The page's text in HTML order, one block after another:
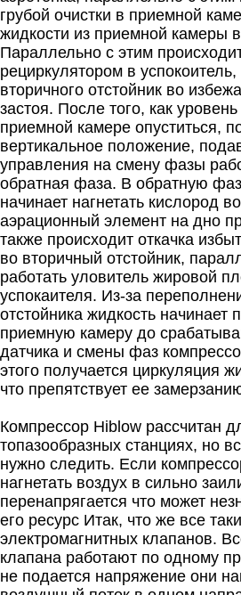
грубой очистки в приемной
жидкости из приемной камеры
Параллельно с этим
рециркулятором в
вторичного отстойник во
застоя. После того, как
приемной камере опуститься,
вертикальное положение,
управления на смену фазы
обратная фаза. В обратную
начинает нагнетать кислород
аэрационный элемент на дно
также происходит откачка
во вторичный отстойник,
работать уловитель жировой
успокаителя. Из-за
отстойника жидкость начинает
приемную камеру до
датчика и смены фаз
этого получается циркуляция
что препятствует ее
Компрессор Hiblow рассчитан
топазообразных станциях, но
нужно следить. Если
нагнетать воздух в сильно
перенапрягается что может
его ресурс Итак, что же все
электромагнитных клапанов.
клапана работают по одному
не подается напряжение они